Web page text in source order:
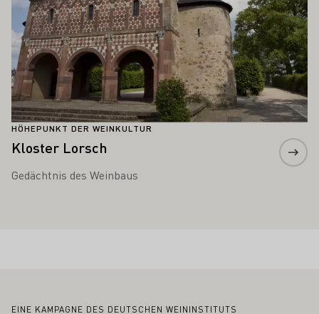
HÖHEPUNKT DER WEINKULTUR
Kloster Lorsch
Gedächtnis des Weinbaus
EINE KAMPAGNE DES DEUTSCHEN WEININSTITUTS